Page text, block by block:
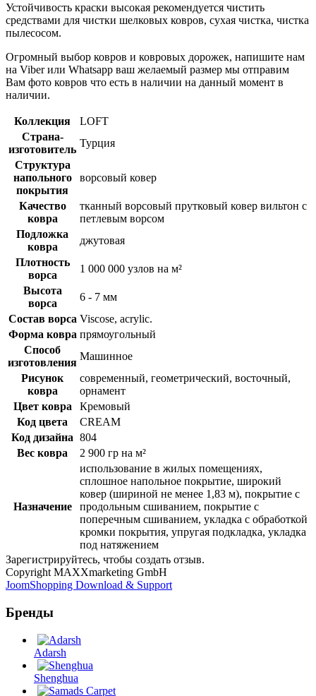
Устойчивость краски высокая рекомендуется чистить
средствами для чистки шелковых ковров, сухая чистка, чистка
пылесосом.
Огромный выбор ковров и ковровых дорожек, напишите нам
на Viber или Whatsapp ваш желаемый размер мы отправим
Вам фото ковров что есть в наличии на данный момент в
наличии.
Коллекция
LOFT
Страна-
изготовитель
Турция
Структура
напольного
покрытия
ворсовый ковер
Качество
ковра
тканный ворсовый прутковый ковер вильтон с
петлевым ворсом
Подложка
ковра
джутовая
Плотность
ворса
1 000 000 узлов на м²
Высота
ворса
6 - 7 мм
Состав ворса Viscose, acrylic.
Форма ковра прямоугольный
Способ
изготовления
Машинное
Рисунок
ковра
современный, геометрический, восточный,
орнамент
Цвет ковра
Кремовый
Код цвета
CREAM
Код дизайна 804
Вес ковра
2 900 гр на м²
Назначение
использование в жилых помещениях,
сплошное напольное покрытие, широкий
ковер (шириной не менее 1,83 м), покрытие с
продольным сшиванием, покрытие с
поперечным сшиванием, укладка с обработкой
кромки покрытия, упругая подкладка, укладка
под натяжением
Зарегистрируйтесь, чтобы создать отзыв.
Copyright MAXXmarketing GmbH
JoomShopping Download & Support
Бренды
Adarsh
Shenghua